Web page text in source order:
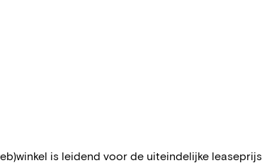
is leidend voor de uiteindelijke leaseprijs.